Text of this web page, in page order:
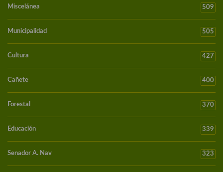
Miscelánea 509
Municipalidad 505
Cultura 427
Cañete 400
Forestal 370
Educación 339
Senador A. Nav 323